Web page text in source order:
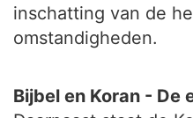
inschatting van de
omstandigheden.
Bijbel en Koran - De